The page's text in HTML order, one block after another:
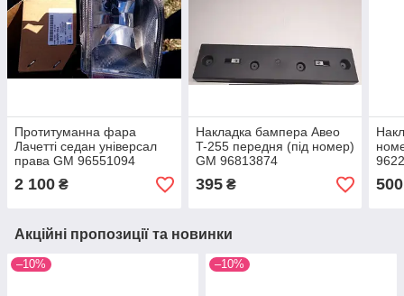
Протитуманна фара
Лачетті седан універсал
права GM 96551094
2 100 ₴
Накладка бампера Авео
T-255 передня (під номер)
GM 96813874
395₴ 500
Акційні пропозиції та новинки
–10% –10%